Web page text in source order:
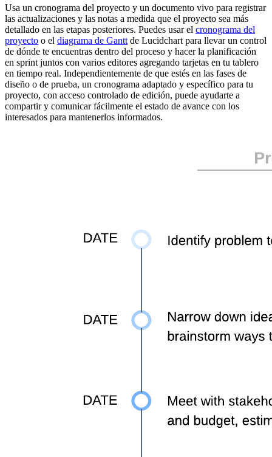
Usa un cronograma del proyecto y un documento vivo para registrar
las actualizaciones y las notas a medida que el proyecto sea más
detallado en las etapas posteriores. Puedes usar el cronograma del
proyecto o el diagrama de Gantt de Lucidchart para llevar un control
de dónde te encuentras dentro del proceso y hacer la planificación
en sprint juntos con varios editores agregando tarjetas en tu tablero
en tiempo real. Independientemente de que estés en las fases de
diseño o de prueba, un cronograma adaptado y específico para tu
proyecto, con acceso controlado de edición, puede ayudarte a
compartir y comunicar fácilmente el estado de avance con los
interesados para mantenerlos informados.